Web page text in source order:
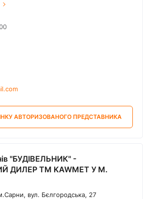
АВТОРИЗОВАНОГО ПРЕДСТАВНИКА
"БУДІВЕЛЬНИК" -
ДИЛЕР ТМ KAWMET У М.
вул. Бєлгородська, 27